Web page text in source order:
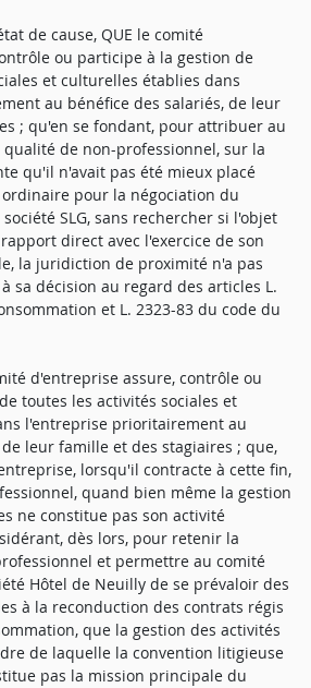
de cause, QUE le comité
ou participe à la gestion de
et culturelles établies dans
au bénéfice des salariés, de leur
; qu'en se fondant, pour attribuer au
de non-professionnel, sur la
qu'il n'avait pas été mieux placé
pour la négociation du
SLG, sans rechercher si l'objet
direct avec l'exercice de son
la juridiction de proximité n'a pas
sa décision au regard des articles L.
et L. 2323-83 du code du
d'entreprise assure, contrôle ou
toutes les activités sociales et
l'entreprise prioritairement au
leur famille et des stagiaires ; que,
lorsqu'il contracte à cette fin,
quand bien même la gestion
ne constitue pas son activité
dès lors, pour retenir la
et permettre au comité
Hôtel de Neuilly de se prévaloir des
à la reconduction des contrats régis
que la gestion des activités
de laquelle la convention litigieuse
pas la mission principale du